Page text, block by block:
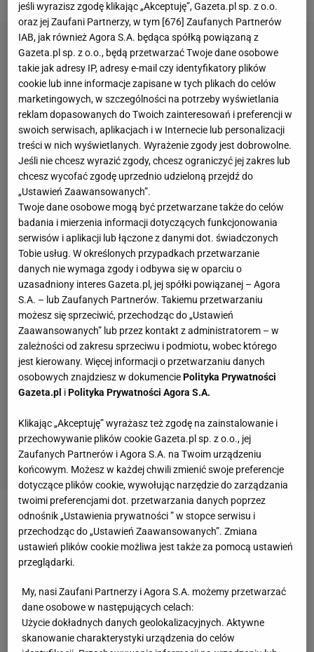
Zobacz wideo
W 59. minucie szczęśliwym uderzeniu i fatalnej
zdobyłLamine Yamal. W półfinale pucharowych
rozgrywek kolejny występ w Barcelonie zaliczył
Wojciech Szczęsny, a całe spotkanie na ławce
jeśli wyrazisz zgodę klikając „Akceptuję”, Gazeta.pl sp. z o.o.
oraz jej Zaufani Partnerzy, w tym [676] Zaufanych Partnerów
IAB, jak również Agora S.A. będąca spółką powiązaną z
Gazeta.pl sp. z o.o., będą przetwarzać Twoje dane osobowe
takie jak adresy IP, adresy e-mail czy identyfikatory plików
cookie lub inne informacje zapisane w tych plikach do celów
marketingowych, w szczególności na potrzeby wyświetlania
reklam dopasowanych do Twoich zainteresowań i preferencji w
swoich serwisach, aplikacjach i w Internecie lub personalizacji
treści w nich wyświetlanych. Wyrażenie zgody jest dobrowolne.
Jeśli nie chcesz wyrazić zgody, chcesz ograniczyć jej zakres lub
chcesz wycofać zgodę uprzednio udzieloną przejdź do
„Ustawień Zaawansowanych”.
Twoje dane osobowe mogą być przetwarzane także do celów
badania i mierzenia informacji dotyczących funkcjonowania
serwisów i aplikacji lub łączone z danymi dot. świadczonych
Tobie usług. W określonych przypadkach przetwarzanie
danych nie wymaga zgody i odbywa się w oparciu o
uzasadniony interes Gazeta.pl, jej spółki powiązanej – Agora
S.A. – lub Zaufanych Partnerów. Takiemu przetwarzaniu
możesz się sprzeciwić, przechodząc do „Ustawień
Zaawansowanych” lub przez kontakt z administratorem – w
zależności od zakresu sprzeciwu i podmiotu, wobec którego
jest kierowany. Więcej informacji o przetwarzaniu danych
osobowych znajdziesz w dokumenciePolityka Prywatności
Gazeta.pl iPolityka Prywatności Agora S.A.
Klikając „Akceptuję” wyrażasz też zgodę na zainstalowanie i
przechowywanie plików cookie Gazeta.pl sp. z o.o., jej
Zaufanych Partnerów i Agora S.A. na Twoim urządzeniu
końcowym. Możesz w każdej chwili zmienić swoje preferencje
dotyczące plików cookie, wywołując narzędzie do zarządzania
twoimi preferencjami dot. przetwarzania danych poprzez
odnośnik „Ustawienia prywatności ” w stopce serwisu i
przechodząc do „Ustawień Zaawansowanych”. Zmiana
ustawień plików cookie możliwa jest także za pomocą ustawień
przeglądarki.
My, nasi Zaufani Partnerzy i Agora S.A. możemy przetwarzać
dane osobowe w następujących celach:
Użycie dokładnych danych geolokalizacyjnych. Aktywne
skanowanie charakterystyki urządzenia do celów